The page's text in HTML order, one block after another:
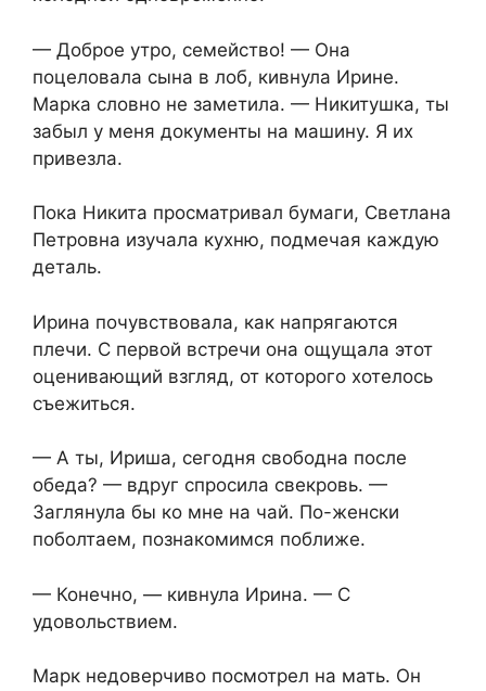
— Доброе утро, семейство! — Она
поцеловала сына в лоб, кивнула Ирине.
Марка словно не заметила. — Никитушка, ты
забыл у меня документы на машину. Я их
привезла.
Пока Никита просматривал бумаги, Светлана
Петровна изучала кухню, подмечая каждую
деталь.
Ирина почувствовала, как напрягаются
плечи. С первой встречи она ощущала этот
оценивающий взгляд, от которого хотелось
съежиться.
— А ты, Ириша, сегодня свободна после
обеда? — вдруг спросила свекровь. —
Заглянула бы ко мне на чай. По-женски
поболтаем, познакомимся поближе.
— Конечно, — кивнула Ирина. — С
удовольствием.
Марк недоверчиво посмотрел на мать. Он